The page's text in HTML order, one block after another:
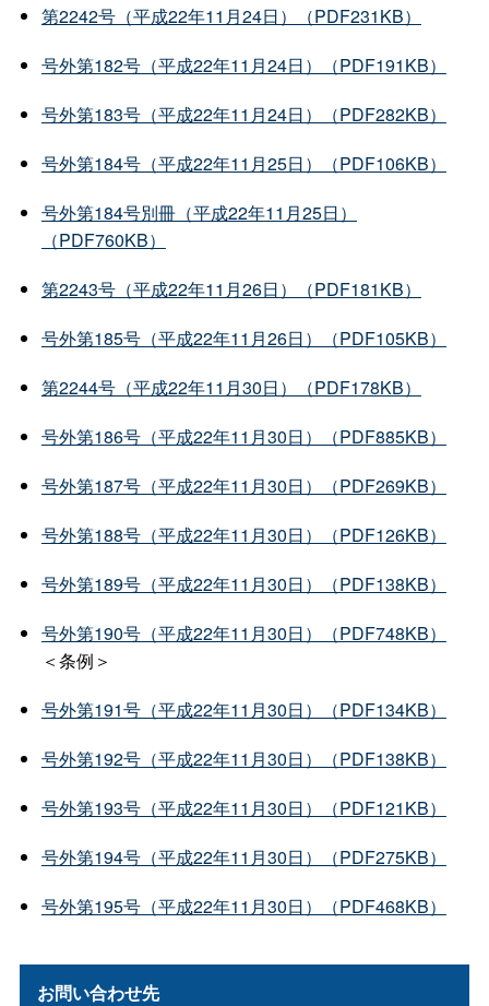
第2242号（平成22年11月24日）（PDF231KB）
号外第182号（平成22年11月24日）（PDF191KB）
号外第183号（平成22年11月24日）（PDF282KB）
号外第184号（平成22年11月25日）（PDF106KB）
号外第184号別冊（平成22年11月25日）
（PDF760KB）
第2243号（平成22年11月26日）（PDF181KB）
号外第185号（平成22年11月26日）（PDF105KB）
第2244号（平成22年11月30日）（PDF178KB）
号外第186号（平成22年11月30日）（PDF885KB）
号外第187号（平成22年11月30日）（PDF269KB）
号外第188号（平成22年11月30日）（PDF126KB）
号外第189号（平成22年11月30日）（PDF138KB）
号外第190号（平成22年11月30日）（PDF748KB）
＜条例＞
号外第191号（平成22年11月30日）（PDF134KB）
号外第192号（平成22年11月30日）（PDF138KB）
号外第193号（平成22年11月30日）（PDF121KB）
号外第194号（平成22年11月30日）（PDF275KB）
号外第195号（平成22年11月30日）（PDF468KB）
お問い合わせ先